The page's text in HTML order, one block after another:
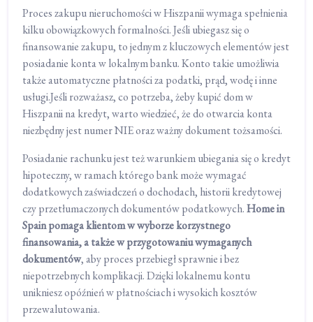
Proces zakupu nieruchomości w Hiszpanii wymaga spełnienia
kilku obowiązkowych formalności. Jeśli ubiegasz się o
finansowanie zakupu, to jednym z kluczowych elementów jest
posiadanie konta w lokalnym banku. Konto takie umożliwia
także automatyczne płatności za podatki, prąd, wodę i inne
usługi.Jeśli rozważasz, co potrzeba, żeby kupić dom w
Hiszpanii na kredyt, warto wiedzieć, że do otwarcia konta
niezbędny jest numer NIE oraz ważny dokument tożsamości.
Posiadanie rachunku jest też warunkiem ubiegania się o kredyt
hipoteczny, w ramach którego bank może wymagać
dodatkowych zaświadczeń o dochodach, historii kredytowej
czy przetłumaczonych dokumentów podatkowych.Home in
Spain pomaga klientom w wyborze korzystnego
finansowania, a także w przygotowaniu wymaganych
dokumentów, aby proces przebiegł sprawnie i bez
niepotrzebnych komplikacji. Dzięki lokalnemu kontu
unikniesz opóźnień w płatnościach i wysokich kosztów
przewalutowania.